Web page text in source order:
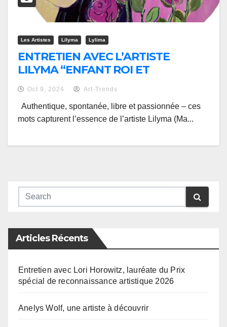
Les Artistes Lilyma Lylima
ENTRETIEN AVEC L’ARTISTE
LILYMA “ENFANT ROI ET
INDOCILE”
Oct 9, 2024 Art-Trends
Authentique, spontanée, libre et passionnée – ces
mots capturent l’essence de l’artiste Lilyma (Ma...
Articles Récents
Entretien avec Lori Horowitz, lauréate du Prix
spécial de reconnaissance artistique 2026
Anelys Wolf, une artiste à découvrir